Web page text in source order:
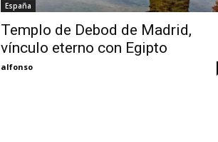
España
Templo de Debod de Madrid,
vínculo eterno con Egipto
alfonso